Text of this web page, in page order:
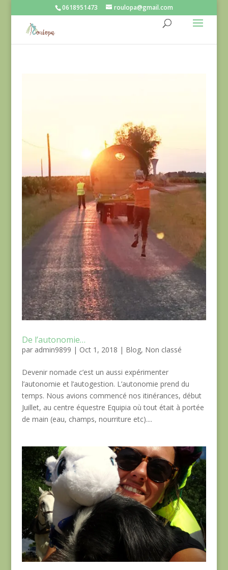
0618951473 roulopa@gmail.com
De l’autonomie…
par admin9899 | Oct 1, 2018 | Blog, Non classé
Devenir nomade c’est un aussi expérimenter
l’autonomie et l’autogestion. L’autonomie prend du
temps. Nous avions commencé nos itinérances, début
Juillet, au centre équestre Equipia où tout était à portée
de main (eau, champs, nourriture etc)....